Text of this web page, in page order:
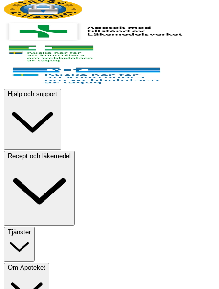
Hjälp och support
Recept och läkemedel
Tjänster
Om Apoteket